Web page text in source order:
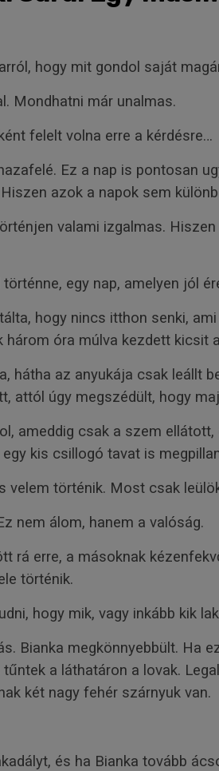
hogy mit gondol saját
Mondhatni már unalmas.
felelt volna erre a kérdésre…
Ez a nap is pontosan
azok a napok sem
valami izgalmas.
egy nap, amelyen jól
hogy nincs itthon senki,
óra múlva kezdett
hátha az anyukája csak leállt
úgy megszédült, hogy
ameddig csak a szem
kis csillogó tavat is
történik. Most csak
nem álom, hanem a valóság.
rá erre, a másoknak
történik.
hogy mik, vagy inkább kik
Bianka megkönnyebbült. Ha
a láthatáron a lovak.
két nagy fehér szárnyuk van.
és ha Bianka tovább